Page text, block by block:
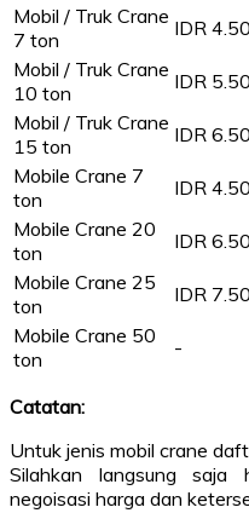
Mobil / Truk Crane
7 ton
IDR
Mobil / Truk Crane
10 ton
IDR
Mobil / Truk Crane
15 ton
IDR
Mobile Crane 7
ton
IDR
Mobile Crane 20
ton
IDR
Mobile Crane 25
ton
IDR
Mobile Crane 50
ton
-
Catatan:
Untuk jenis mobil crane
Silahkan langsung saja
negoisasi harga dan